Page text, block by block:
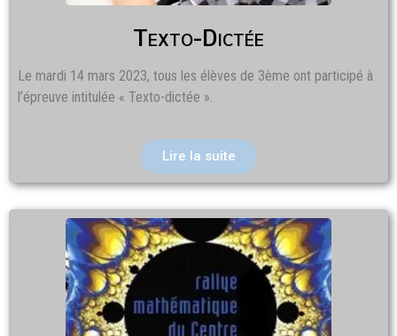
Texto-Dictée
Le mardi 14 mars 2023, tous les élèves de 3ème ont participé à
l’épreuve intitulée « Texto-dictée ».
Lire la suite